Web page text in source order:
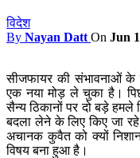
विदेश
By Nayan Datt On Jun
सीजफायर की संभावनाओं के
एक नया मोड़ ले चुका है।
सैन्य ठिकानों पर दो बड़े हमले
बदला लेने के लिए किए जा रहे
अचानक कुवैत को क्यों
विषय बना हुआ है।